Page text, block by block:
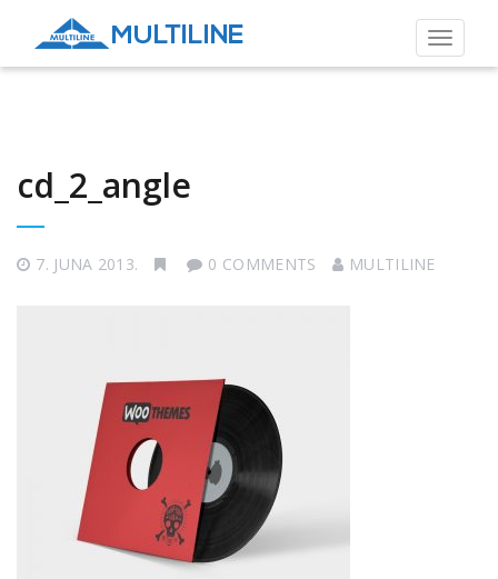
Toggle
cd_2_angle
7. JUNA 2013. 0 COMMENTS MULTILINE